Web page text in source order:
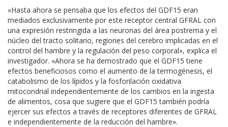
«Hasta ahora se pensaba que los efectos del GDF15 eran
mediados exclusivamente por este receptor central GFRAL con
una expresión restringida a las neuronas del área postrema y el
núcleo del tracto solitario, regiones del cerebro implicadas en el
control del hambre y la regulación del peso corporal», explica el
investigador. «Ahora se ha demostrado que el GDF15 tiene
efectos beneficiosos como el aumento de la termogénesis, el
catabolismo de los lípidos y la fosforilación oxidativa
mitocondrial independientemente de los cambios en la ingesta
de alimentos, cosa que sugiere que el GDF15 también podría
ejercer sus efectos a través de receptores diferentes de GFRAL
e independientemente de la reducción del hambre».